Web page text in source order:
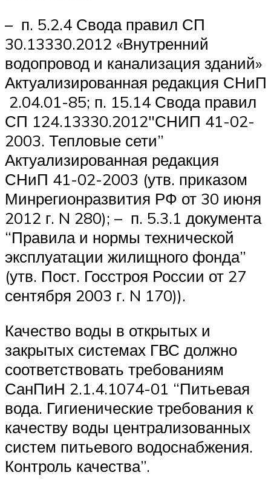
– п. 5.2.4 Свода правил СП
30.13330.2012 «Внутренний
водопровод и канализация зданий»
Актуализированная редакция СНиП
2.04.01-85; п. 15.14 Свода правил
СП 124.13330.2012″СНИП 41-02-
2003. Тепловые сети”
Актуализированная редакция
СНиП 41-02-2003 (утв. приказом
Минрегионразвития РФ от 30 июня
2012 г. N 280); – п. 5.3.1 документа
“Правила и нормы технической
эксплуатации жилищного фонда”
(утв. Пост. Госстроя России от 27
сентября 2003 г. N 170)).
Качество воды в открытых и
закрытых системах ГВС должно
соответствовать требованиям
СанПиН 2.1.4.1074-01 “Питьевая
вода. Гигиенические требования к
качеству воды централизованных
систем питьевого водоснабжения.
Контроль качества”.